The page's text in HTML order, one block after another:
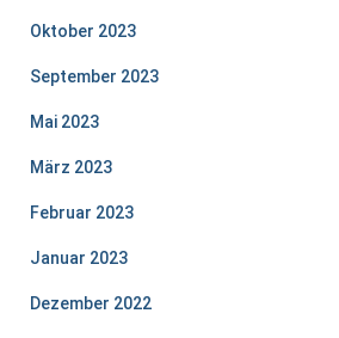
Oktober 2023
September 2023
Mai 2023
März 2023
Februar 2023
Januar 2023
Dezember 2022